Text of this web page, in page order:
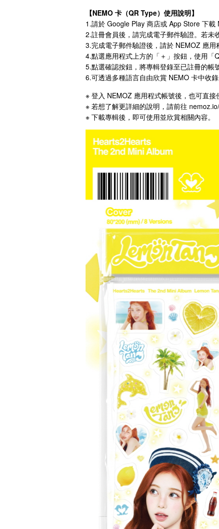
【NEMO 卡（QR Type）使用說明】
1.請於 Google Play 商店或 App Store 下載
2.註冊會員後，請完成電子郵件驗證。若
3.完成電子郵件驗證後，請於 NEMOZ 應
4.點選應用程式上方的「＋」按鈕，使用
5.點選確認按鈕，將專輯登錄至已註冊的帳
6.可透過多種語言自由欣賞 NEMO 卡中收
※ 登入 NEMOZ 應用程式帳號後，也可直
※ 若想了解更詳細的說明，請前往
※ 下載專輯後，即可使用並欣賞相關內容。